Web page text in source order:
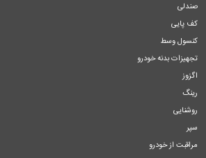
صندلی
کف پایی
کنسول وسط
تجهیزات بدنه خودرو
اگزوز
رینگ
روشنایی
سپر
مراقبت از خودرو